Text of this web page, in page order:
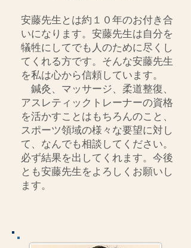
安藤先生とは約１０年のお付き合
いになります。安藤先生は自分を
犠牲にしてでも人のために尽くし
てくれる方です。そんな安藤先生
を私は心から信頼しています。
鍼灸、マッサージ、柔道整復、
アスレティックトレーナーの資格
を活かすことはもちろんのこと、
スポーツ領域の様々な要望に対し
て、なんでも相談してください。
必ず結果を出してくれます。今後
とも安藤先生をよろしくお願いし
ます。